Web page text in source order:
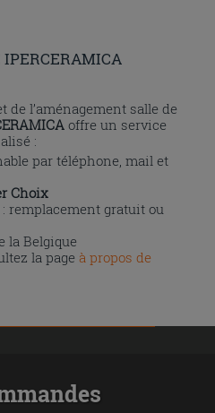
de l’aménagement salle de
offre un service
:
par téléphone, mail et
Choix
: remplacement gratuit ou
la Belgique
la page à propos de